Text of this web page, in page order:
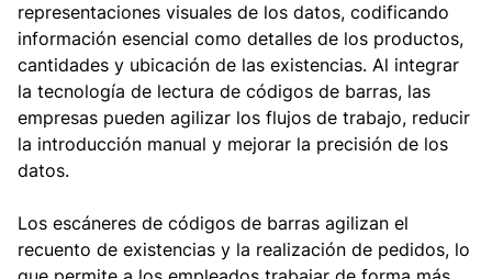
representaciones visuales de los datos, codificando
información esencial como detalles de los productos,
cantidades y ubicación de las existencias. Al integrar
la tecnología de lectura de códigos de barras, las
empresas pueden agilizar los flujos de trabajo, reducir
la introducción manual y mejorar la precisión de los
datos.
Los escáneres de códigos de barras agilizan el
recuento de existencias y la realización de pedidos, lo